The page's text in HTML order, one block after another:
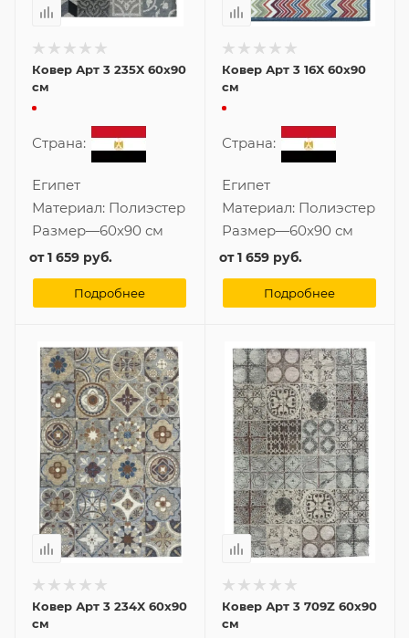
Ковер Арт 3 235X 60x90
см
Страна:
Египет
Материал: Полиэстер
Размер—60x90 см
от1 659 руб.
Подробнее
Ковер Арт 3 16X 60x90
см
Страна:
Египет
Материал: Полиэстер
Размер—60x90 см
от1 659 руб.
Подробнее
Ковер Арт 3 234X 60x90
см
Ковер Арт 3 709Z 60x90
см